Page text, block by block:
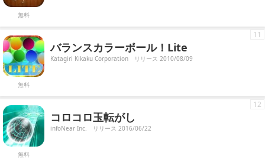
無料
無料
バランスカラーボール！Lite
Katagiri Kikaku Corporation リリース 2010/08/09
11
無料
コロコロ玉転がし
infoNear Inc. リリース 2016/06/22
12